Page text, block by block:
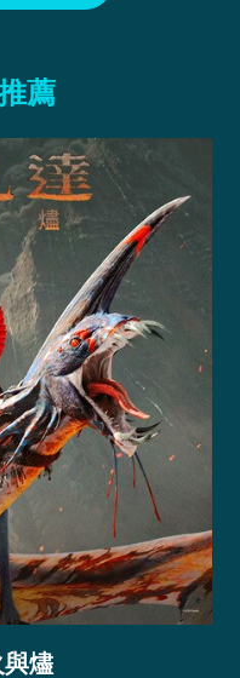
薦
燼